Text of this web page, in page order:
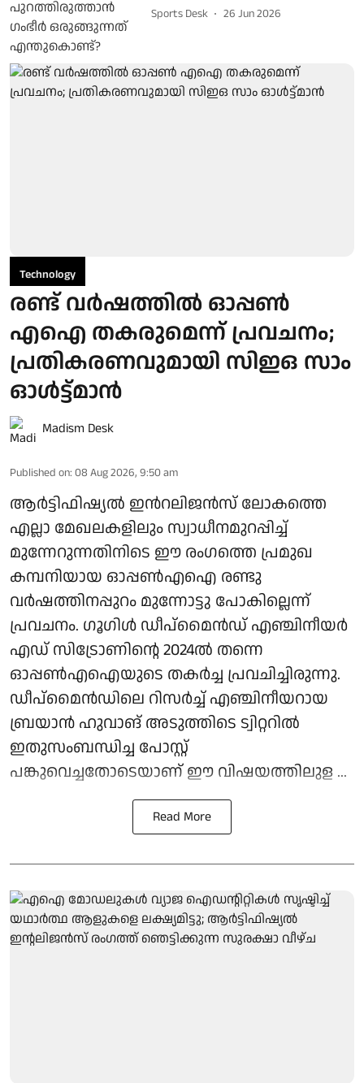
Sports Desk 26 Jun 2026
Technology
രണ്ട് വര്‍ഷത്തില്‍ ഓപ്പണ്‍
എഐ തകരുമെന്ന് പ്രവചനം;
പ്രതികരണവുമായി സിഇഒ സാം
ഓൾട്ട്മാന്‍
Madism Desk
Published on: 08 Aug 2026, 9:50 am
ആര്‍ട്ടിഫിഷ്യല്‍ ഇന്‍റലിജന്‍സ് ലോകത്തെ
എല്ലാ മേഖലകളിലും സ്വാധീനമുറപ്പിച്ച്
മുന്നേറുന്നതിനിടെ ഈ രംഗത്തെ പ്രമുഖ
കമ്പനിയായ ഓപ്പൺഎഐ രണ്ടു
വർഷത്തിനപ്പുറം മുന്നോട്ടു പോകില്ലെന്ന്
പ്രവചനം. ഗൂഗിൾ ഡീപ്മൈൻഡ് എഞ്ചിനീയർ
എഡ് സിട്രോണിന്റെ 2024ൽ തന്നെ
ഓപ്പൺഎഐയുടെ തകർച്ച പ്രവചിച്ചിരുന്നു.
ഡീപ്മൈൻഡിലെ റിസർച്ച് എഞ്ചിനീയറായ
ബ്രയാൻ ഹുവാങ് അടുത്തിടെ ട്വിറ്ററിൽ
ഇതുസംബന്ധിച്ച പോസ്റ്റ്
പങ്കുവെച്ചതോടെയാണ് ഈ വിഷയത്തിലുള ...
Read More